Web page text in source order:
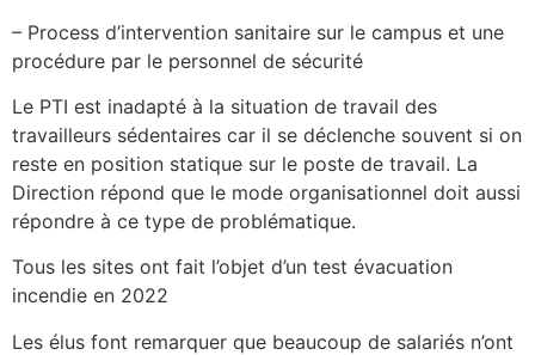
– Process d’intervention sanitaire sur le campus et une
procédure par le personnel de sécurité
Le PTI est inadapté à la situation de travail des
travailleurs sédentaires car il se déclenche souvent si on
reste en position statique sur le poste de travail. La
Direction répond que le mode organisationnel doit aussi
répondre à ce type de problématique.
Tous les sites ont fait l’objet d’un test évacuation
incendie en 2022
Les élus font remarquer que beaucoup de salariés n’ont